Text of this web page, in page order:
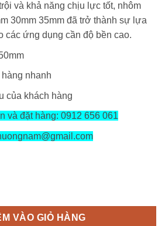
và khả năng chịu lực tốt, nhôm
30mm 35mm đã trở thành sự lựa
các ứng dụng cần độ bền cao.
nhanh
của khách hàng
và đặt hàng: 0912 656 061
30mm 35mm số lượng
VÀO GIỎ HÀNG